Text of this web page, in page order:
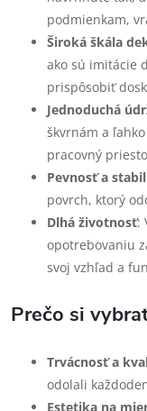
podmienkam,
Široká škála
ako sú imitácie
prispôsobiť
Jednoduchá
škvrnám a
pracovný
Pevnosť a
povrch, ktorý
Dlhá životnosť:
opotrebovaniu
svoj vzhľad a
Prečo si
Trvácnosť a
odolali
Estetika na